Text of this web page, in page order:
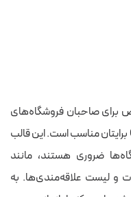
برای صاحبان فروشگاه‌های
آنلاین طراحی شده باشد، قالب OceanWP برایتان مناسب است. این قالب
ضروری هستند، مانند
و لیست علاقه‌مندی‌ها. به